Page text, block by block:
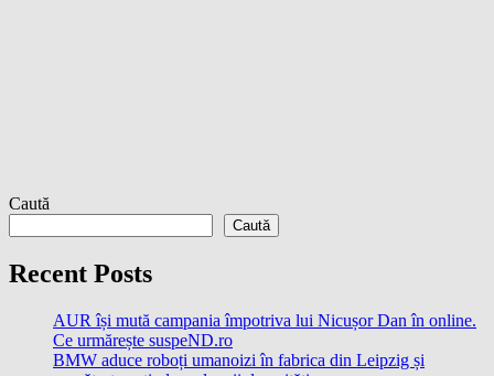
Caută
Caută
Recent Posts
AUR își mută campania împotriva lui Nicușor Dan în online.
Ce urmărește suspeND.ro
BMW aduce roboți umanoizi în fabrica din Leipzig și